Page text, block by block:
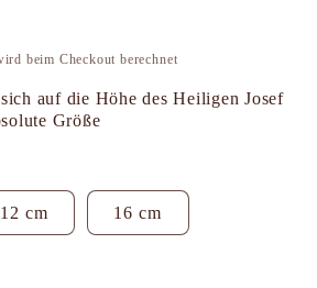
beim Checkout berechnet
auf die Höhe des Heiligen Josef
Größe
12 cm 16 cm